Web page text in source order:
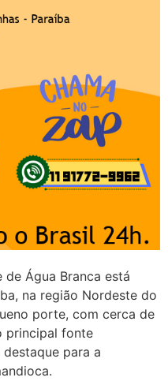
de Água Branca está
na região Nordeste do
porte, com cerca de
principal fonte
para a
17:09:25
em
sabem dizer
os remédio se
de menstruar
um líquido
se é normal ?
em
em